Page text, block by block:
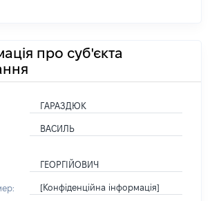
про суб'єкта
ГАРАЗДЮК
ВАСИЛЬ
ГЕОРГІЙОВИЧ
[Конфіденційна інформація]